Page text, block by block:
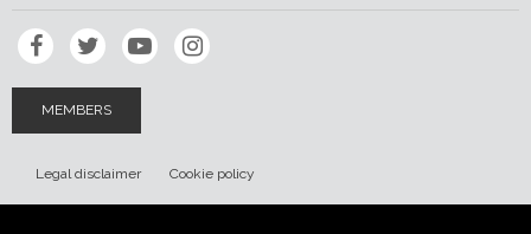
MEMBERS
Legal disclaimer Cookie policy